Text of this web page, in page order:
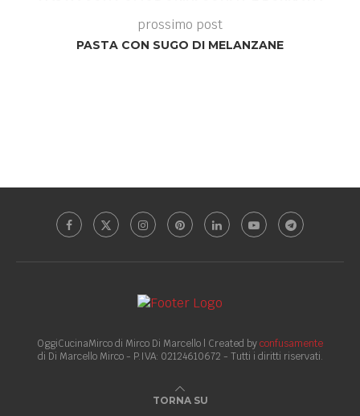
prossimo post
PASTA CON SUGO DI MELANZANE
OggiCucinaMirco di Mirco Di Marcello | Created byconfusamente
di Di Marcello Mirco - P.IVA: 02124610672 - Tutti i diritti riservati.
TORNA SU